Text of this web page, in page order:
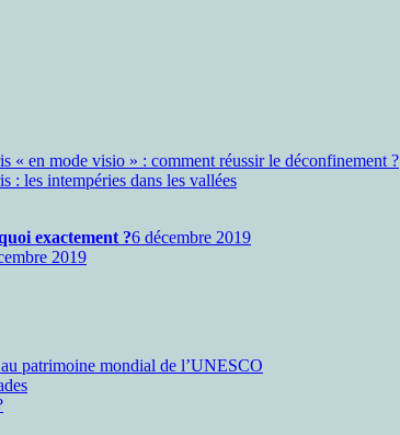
« en mode visio » : comment réussir le déconfinement ?
: les intempéries dans les vallées
exactement ?6 décembre 2019
2019
patrimoine mondial de l’UNESCO